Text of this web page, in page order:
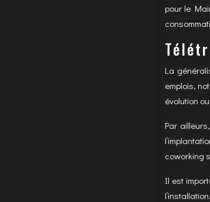
pour le
La
emplois,
évolution
Par
coworking
Il est